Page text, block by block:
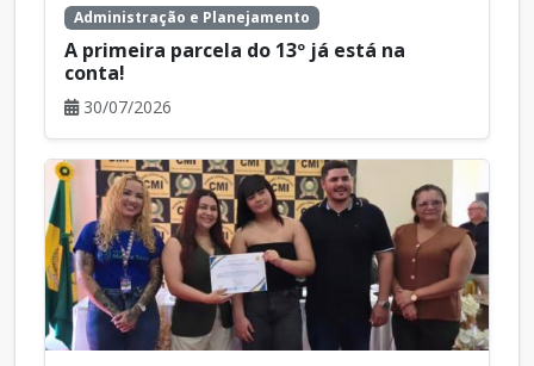
Administração e Planejamento
A primeira parcela do 13º já está na
conta!
30/07/2026